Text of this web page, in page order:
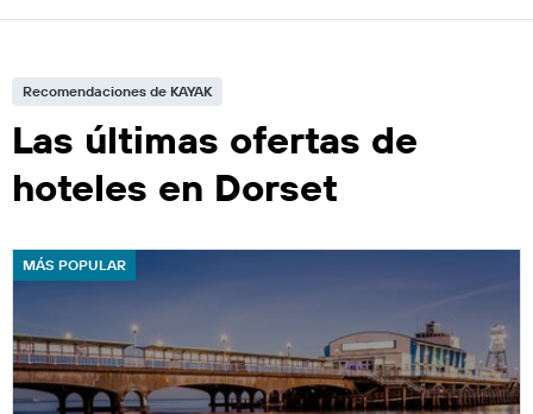
Recomendaciones de KAYAK
Las últimas ofertas de
hoteles en Dorset
MÁS POPULAR